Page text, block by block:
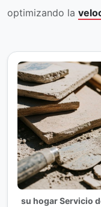
optimizando la
su hogar Servicio